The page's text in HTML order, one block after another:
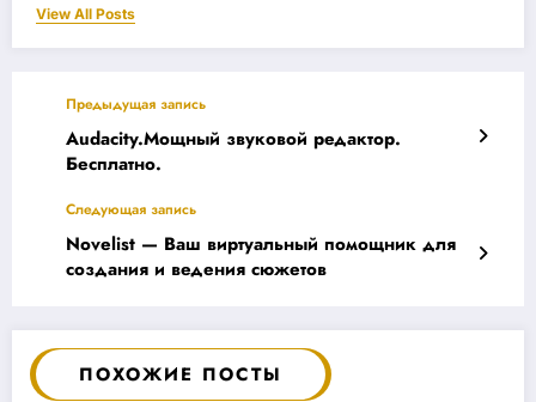
View All Posts
Предыдущая запись
Audacity.Мощный звуковой редактор.
Бесплатно.
Следующая запись
Novelist — Ваш виртуальный помощник для
создания и ведения сюжетов
ПОХОЖИЕ ПОСТЫ